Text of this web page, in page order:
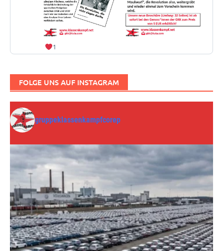
1
FOLGE UNS AUF INSTAGRAM
gruppeklassenkampfcorep